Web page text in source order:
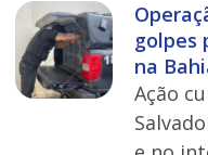
golpes
na
Ação